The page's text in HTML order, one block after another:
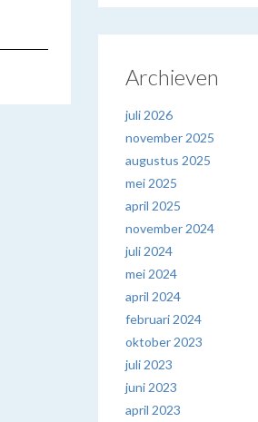
Archieven
juli 2026
november 2025
augustus 2025
mei 2025
april 2025
november 2024
juli 2024
mei 2024
april 2024
februari 2024
oktober 2023
juli 2023
juni 2023
april 2023